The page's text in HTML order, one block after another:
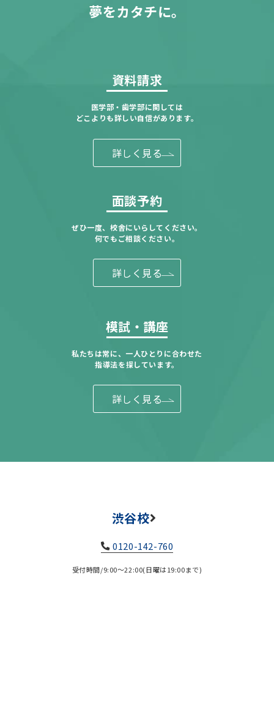
夢をカタチに。
資料請求
医学部・歯学部に関しては
どこよりも詳しい自信があります。
詳しく見る
面談予約
ぜひ一度、校舎にいらしてください。
何でもご相談ください。
詳しく見る
模試・講座
私たちは常に、一人ひとりに合わせた
指導法を探しています。
詳しく見る
渋谷校
0120-142-760
受付時間/9:00～22:00(日曜は19:00まで)